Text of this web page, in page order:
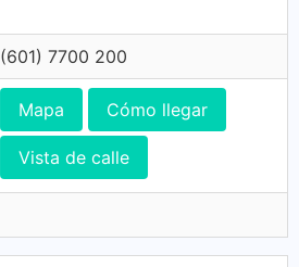
(601) 7700 200
Mapa Cómo llegar
Vista de calle